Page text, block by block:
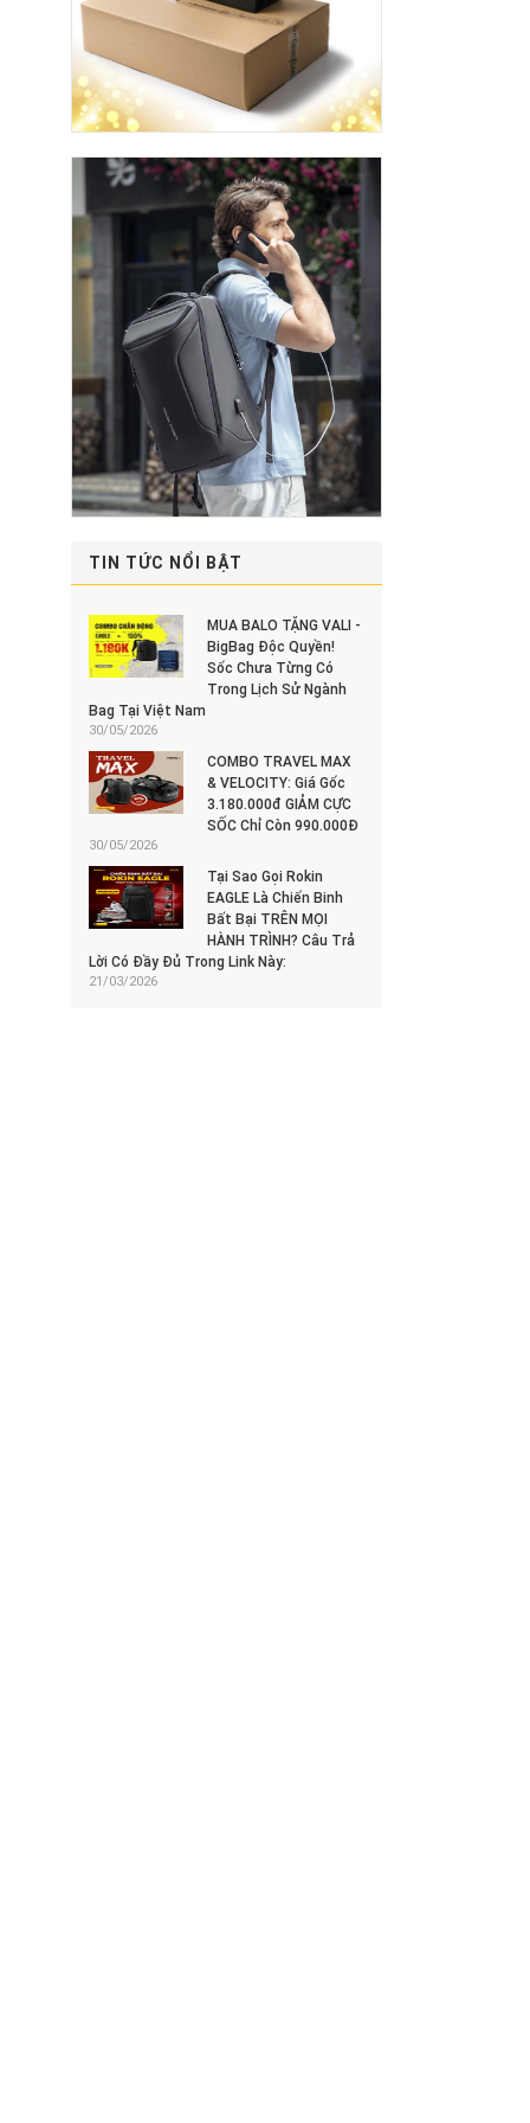
TIN TỨC NỔI BẬT
MUA BALO TẶNG VALI -
BigBag Độc Quyền!
Sốc Chưa Từng Có
Trong Lịch Sử Ngành
Bag Tại Việt Nam
30/05/2026
COMBO TRAVEL MAX
& VELOCITY: Giá Gốc
3.180.000đ GIẢM CỰC
SỐC Chỉ Còn 990.000Đ
30/05/2026
Tại Sao Gọi Rokin
EAGLE Là Chiến Binh
Bất Bại TRÊN MỌI
HÀNH TRÌNH? Câu Trả
Lời Có Đầy Đủ Trong Link Này:
21/03/2026